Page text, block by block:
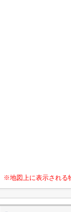
※地図上に表示される